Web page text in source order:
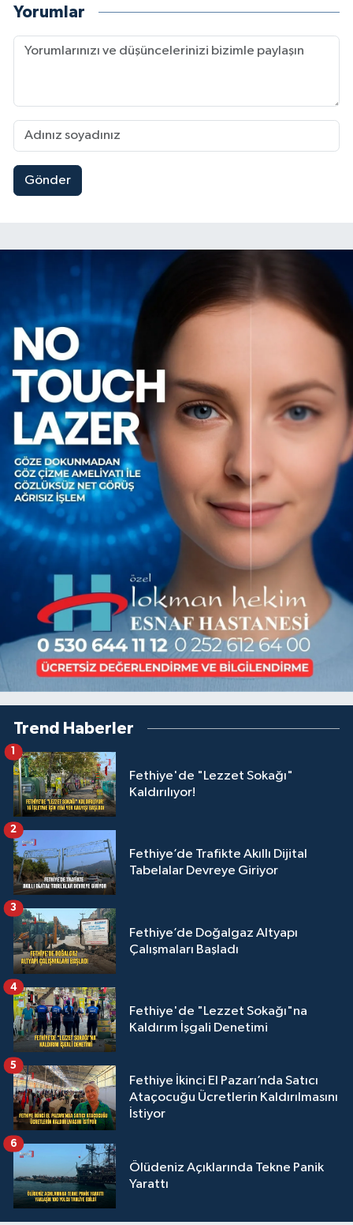
Yorumlar
Gönder
Trend Haberler
Fethiye'de "Lezzet Sokağı"
Kaldırılıyor!
Fethiye’de Trafikte Akıllı Dijital
Tabelalar Devreye Giriyor
2
Fethiye’de Doğalgaz Altyapı
Çalışmaları Başladı
3
Fethiye'de "Lezzet Sokağı"na
Kaldırım İşgali Denetimi
4
Fethiye İkinci El Pazarı’nda Satıcı
Ataçocuğu Ücretlerin Kaldırılmasını
İstiyor
5
Ölüdeniz Açıklarında Tekne Panik
Yarattı
6